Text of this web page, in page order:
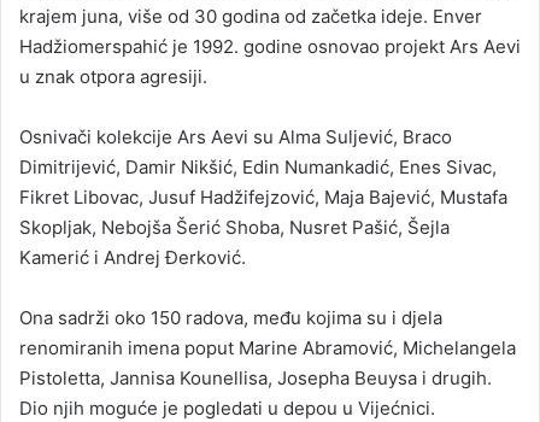
krajem juna, više od 30 godina od začetka ideje. Enver
Hadžiomerspahić je 1992. godine osnovao projekt Ars Aevi
u znak otpora agresiji.
Osnivači kolekcije Ars Aevi su Alma Suljević, Braco
Dimitrijević, Damir Nikšić, Edin Numankadić, Enes Sivac,
Fikret Libovac, Jusuf Hadžifejzović, Maja Bajević, Mustafa
Skopljak, Nebojša Šerić Shoba, Nusret Pašić, Šejla
Kamerić i Andrej Đerković.
Ona sadrži oko 150 radova, među kojima su i djela
renomiranih imena poput Marine Abramović, Michelangela
Pistoletta, Jannisa Kounellisa, Josepha Beuysa i drugih.
Dio njih moguće je pogledati u depou u Vijećnici.